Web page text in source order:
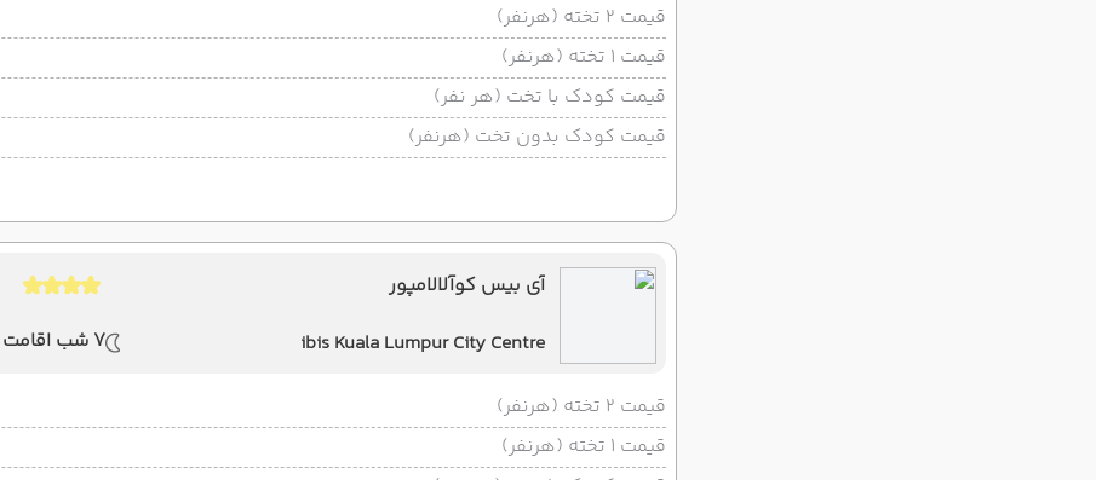
قیمت 2 تخته (هرنفر)
قیمت 1 تخته (هرنفر)
قیمت کودک با تخت (هر نفر)
قیمت کودک بدون تخت (هرنفر)
آی بیس کوآلالامپور
ibis Kuala Lumpur City Centre
7 شب اقامت
قیمت 2 تخته (هرنفر)
قیمت 1 تخته (هرنفر)